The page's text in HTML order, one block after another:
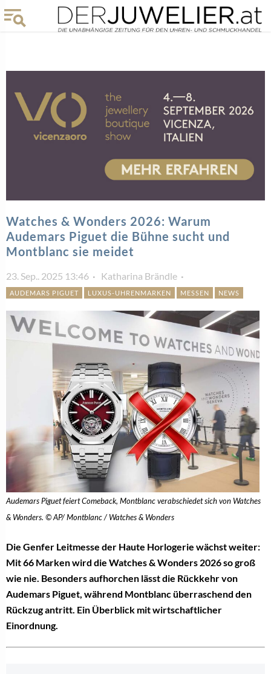
Watches & Wonders 2026: Warum
Audemars Piguet die Bühne sucht und
Montblanc sie meidet
23. Sep.. 2025 13:46 Katharina Brändle
AUDEMARS PIGUET LUXUS-UHRENMARKEN MESSEN NEWS
Audemars Piguet feiert Comeback, Montblanc verabschiedet sich von Watches
& Wonders. © AP/ Montblanc / Watches & Wonders
Die Genfer Leitmesse der Haute Horlogerie wächst weiter:
Mit 66 Marken wird die Watches & Wonders 2026 so groß
wie nie. Besonders aufhorchen lässt die Rückkehr von
Audemars Piguet, während Montblanc überraschend den
Rückzug antritt. Ein Überblick mit wirtschaftlicher
Einordnung.